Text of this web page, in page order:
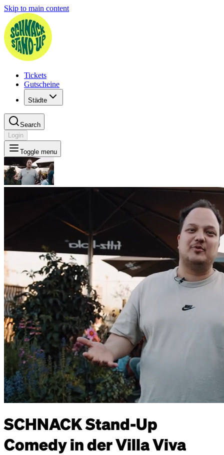
Skip to main content
Tickets
Gutscheine
Städte
Search
Login
Toggle menu
SCHNACK Stand-Up
Comedy in der Villa Viva